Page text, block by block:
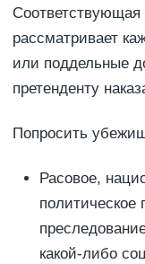
рассматривает
или поддельные
претенденту
Попросить
Расовое,
политическое
какой-либо